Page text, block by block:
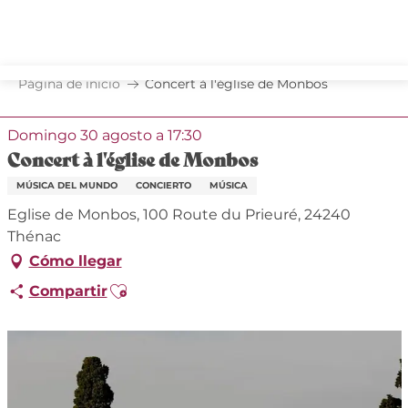
principal
Página de inicio Concert à l'église de Monbos
Domingo 30 agosto a 17:30
Concert à l'église de Monbos
MÚSICA DEL MUNDO CONCIERTO MÚSICA
Eglise de Monbos, 100 Route du Prieuré, 24240
Thénac
Cómo llegar
CompartirAjouter aux favoris